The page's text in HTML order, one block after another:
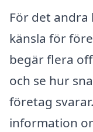
För det andra
känsla för
begär flera
och se hur
företag
information